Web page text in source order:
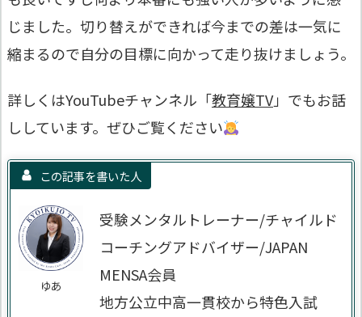
じました。切り替えができれば今までの差は一気に
縮まるので自分の目標に向かって走り抜けましょう。
詳しくはYouTubeチャンネル「教育嬢TV」でもお話
ししています。ぜひご覧ください
この記事を書いた人
ゆあ
受験メンタルトレーナー/チャイルド
コーチングアドバイザー/JAPAN
MENSA会員
地方公立中高一貫校から特色入試